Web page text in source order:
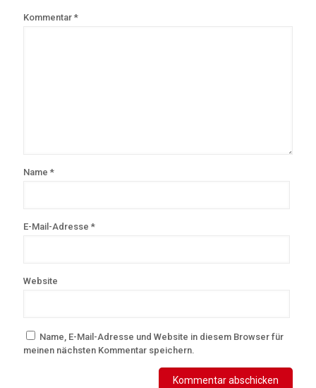
Kommentar *
Name *
E-Mail-Adresse *
Website
Name, E-Mail-Adresse und Website in diesem Browser für
meinen nächsten Kommentar speichern.